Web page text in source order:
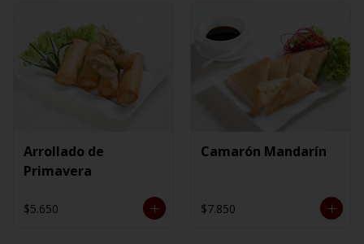
Arrollado de
Primavera
$5.650
Camarón Mandarín
$7.850